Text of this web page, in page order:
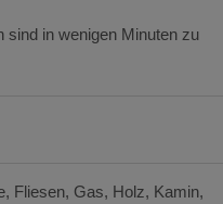
sind in wenigen Minuten zu
Fliesen Gas Holz Kamin